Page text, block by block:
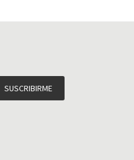
SUSCRIBIRME